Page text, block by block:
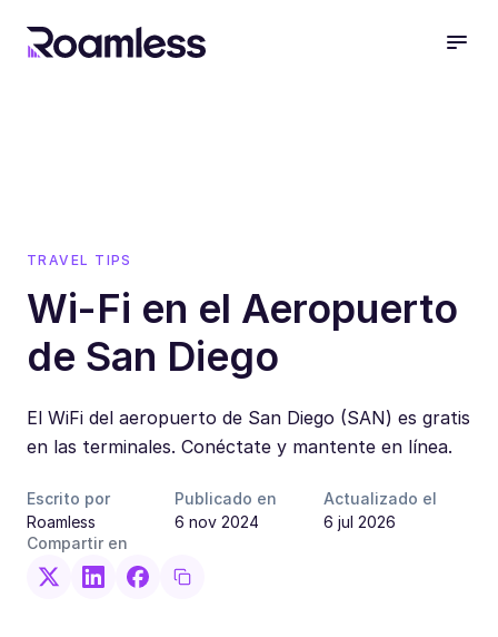
TRAVEL TIPS
Wi-Fi en el Aeropuerto
de San Diego
El WiFi del aeropuerto de San Diego (SAN) es gratis
en las terminales. Conéctate y mantente en línea.
Escrito por
Roamless
Publicado en
6 nov 2024
Actualizado el
6 jul 2026
Compartir en